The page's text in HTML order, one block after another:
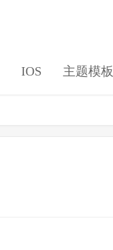
IOS 主题模板